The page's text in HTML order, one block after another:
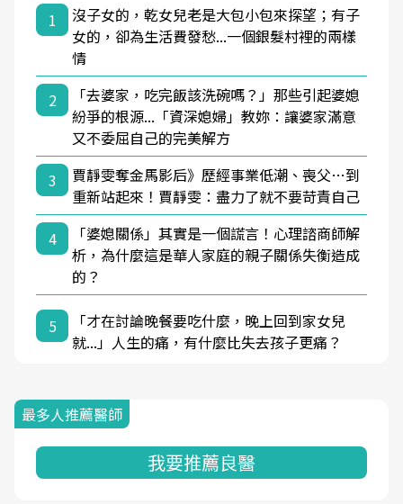
1
沒子女的，乾女兒老是大包小包來探望；有子
女的，卻為生活費發愁...一個銀髮村裡的兩樣
情
2
「去婆家，吃完飯該洗碗嗎？」那些引起婆媳
紛爭的根源...「資深媳婦」教妳：讓婆家滿意
又不委屈自己的完美解方
3
賈靜雯奪金馬影后》歷經事業低潮、喪父…到
重新站起來！賈靜雯：盡力了就不要苛責自己
4
「婆媳關係」其實是一個謊言！心理諮商師解
析，為什麼這是華人家庭的親子關係失衡造成
的？
5
「才在討論晚餐要吃什麼，晚上回到家女兒
就...」人生的痛，有什麼比失去孩子更痛？
最多人推薦醫師
我要推薦良醫